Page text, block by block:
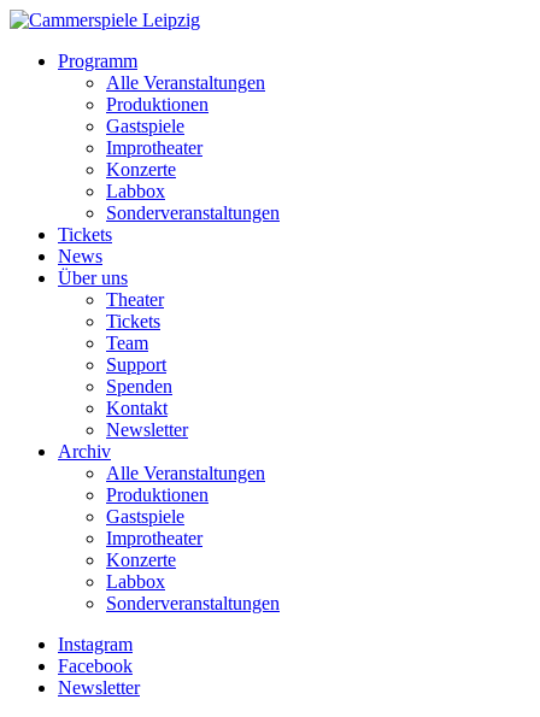
Programm
Alle Veranstaltungen
Produktionen
Gastspiele
Improtheater
Konzerte
Labbox
Sonderveranstaltungen
Tickets
News
Über uns
Theater
Tickets
Team
Support
Spenden
Kontakt
Newsletter
Archiv
Alle Veranstaltungen
Produktionen
Gastspiele
Improtheater
Konzerte
Labbox
Sonderveranstaltungen
Instagram
Facebook
Newsletter